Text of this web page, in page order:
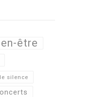
être
silence